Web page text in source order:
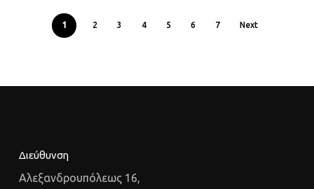
1 2 3 4 5 6 7 Next
Διεύθυνση
Αλεξανδρουπόλεως 16,